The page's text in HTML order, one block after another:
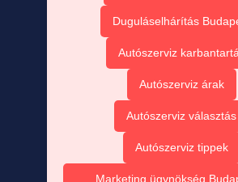
Duguláselhárítás
Autószerviz
Autószerviz árak
Autószerviz választás
Autószerviz tippek
Marketing ügynökség